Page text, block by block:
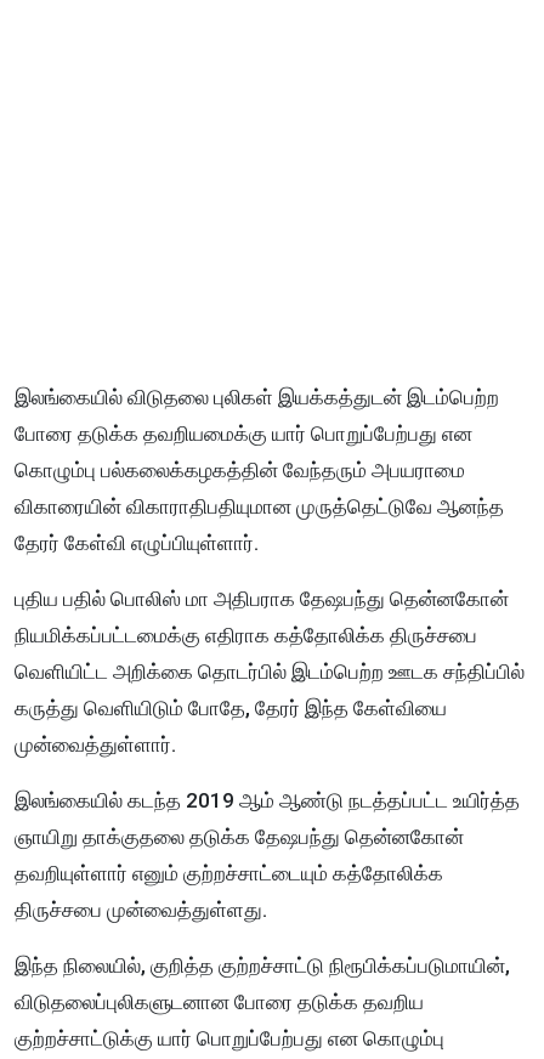
இலங்கையில் விடுதலை புலிகள் இயக்கத்துடன் இடம்பெற்ற
போரை தடுக்க தவறியமைக்கு யார் பொறுப்பேற்பது என
கொழும்பு பல்கலைக்கழகத்தின் வேந்தரும் அபயராமை
விகாரையின் விகாராதிபதியுமான முருத்தெட்டுவே ஆனந்த
தேரர் கேள்வி எழுப்பியுள்ளார்.
புதிய பதில் பொலிஸ் மா அதிபராக தேஷபந்து தென்னகோன்
நியமிக்கப்பட்டமைக்கு எதிராக கத்தோலிக்க திருச்சபை
வெளியிட்ட அறிக்கை தொடர்பில் இடம்பெற்ற ஊடக சந்திப்பில்
கருத்து வெளியிடும் போதே, தேரர் இந்த கேள்வியை
முன்வைத்துள்ளார்.
இலங்கையில் கடந்த 2019 ஆம் ஆண்டு நடத்தப்பட்ட உயிர்த்த
ஞாயிறு தாக்குதலை தடுக்க தேஷபந்து தென்னகோன்
தவறியுள்ளார் எனும் குற்றச்சாட்டையும் கத்தோலிக்க
திருச்சபை முன்வைத்துள்ளது.
இந்த நிலையில், குறித்த குற்றச்சாட்டு நிரூபிக்கப்படுமாயின்,
விடுதலைப்புலிகளுடனான போரை தடுக்க தவறிய
குற்றச்சாட்டுக்கு யார் பொறுப்பேற்பது என கொழும்பு